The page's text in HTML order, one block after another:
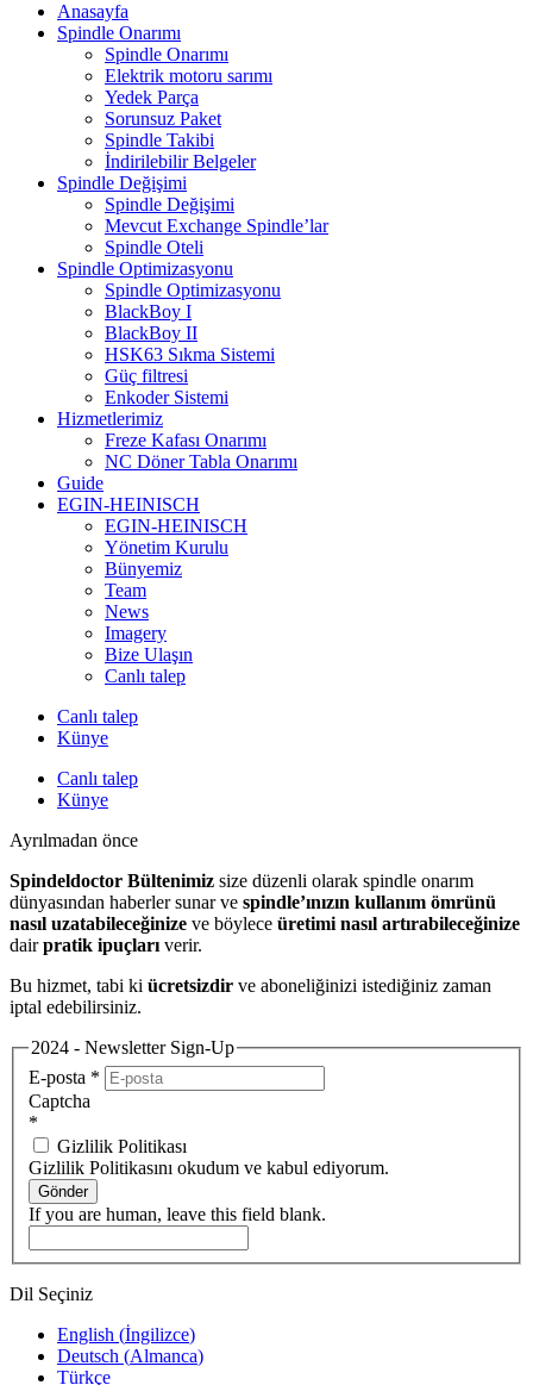
Anasayfa
Spindle Onarımı
Spindle Onarımı
Elektrik motoru sarımı
Yedek Parça
Sorunsuz Paket
Spindle Takibi
İndirilebilir Belgeler
Spindle Değişimi
Spindle Değişimi
Mevcut Exchange Spindle’lar
Spindle Oteli
Spindle Optimizasyonu
Spindle Optimizasyonu
BlackBoy I
BlackBoy II
HSK63 Sıkma Sistemi
Güç filtresi
Enkoder Sistemi
Hizmetlerimiz
Freze Kafası Onarımı
NC Döner Tabla Onarımı
Guide
EGIN-HEINISCH
EGIN-HEINISCH
Yönetim Kurulu
Bünyemiz
Team
News
Imagery
Bize Ulaşın
Canlı talep
Canlı talep
Künye
Canlı talep
Künye
Ayrılmadan önce
Spindeldoctor Bültenimiz size düzenli olarak spindle onarım
dünyasından haberler sunar ve spindle’ınızın kullanım ömrünü
nasıl uzatabileceğinize ve böylece üretimi nasıl artırabileceğinize
dairpratik ipuçları verir.
Bu hizmet, tabi ki ücretsizdir ve aboneliğinizi istediğiniz zaman
iptal edebilirsiniz.
2024 - Newsletter Sign-Up
E-posta *
Captcha
*
Gizlilik Politikası
Gizlilik Politikasını okudum ve kabul ediyorum.
Gönder
If you are human, leave this field blank.
Dil Seçiniz
English (İngilizce)
Deutsch (Almanca)
Türkçe